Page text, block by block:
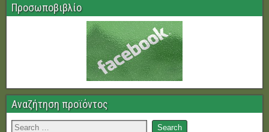
Προσωποβιβλίο
Αναζήτηση προϊόντος